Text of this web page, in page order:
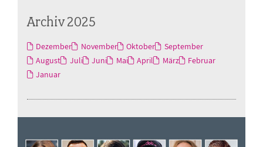
Archiv 2025
Dezember November Oktober
September
August
Juli Juni Mai April März
Februar
Januar